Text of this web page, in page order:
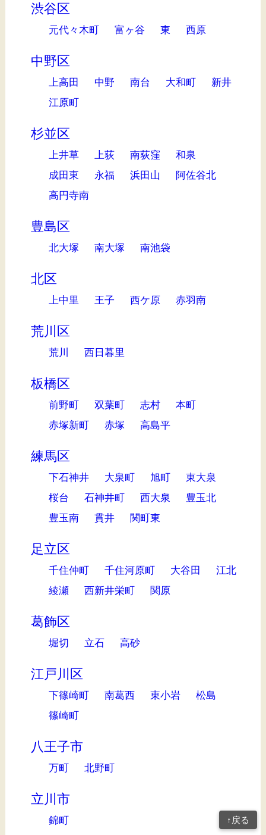
渋谷区
元代々木町 富ヶ谷 東 西原
中野区
上高田 中野 南台 大和町
新井
江原町
杉並区
上井草 上荻 南荻窪
和泉
成田東
永福 浜田山
阿佐谷北
高円寺南
豊島区
北大塚 南大塚 南池袋
北区
上中里 王子 西ケ原 赤羽南
荒川区
荒川 西日暮里
板橋区
前野町 双葉町 志村
本町
赤塚新町
赤塚 高島平
練馬区
下石神井 大泉町 旭町
東大泉
桜台
石神井町 西大泉
豊玉北
豊玉南
貫井 関町東
足立区
千住仲町 千住河原町 大谷田
江北
綾瀬
西新井栄町 関原
葛飾区
堀切 立石 高砂
江戸川区
下篠崎町 南葛西 東小岩
松島
篠崎町
八王子市
万町 北野町
立川市
錦町 ↑戻る